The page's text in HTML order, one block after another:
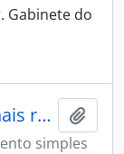
Gabinete do
A colaboração entre profissionais remunerados e voluntários
simples